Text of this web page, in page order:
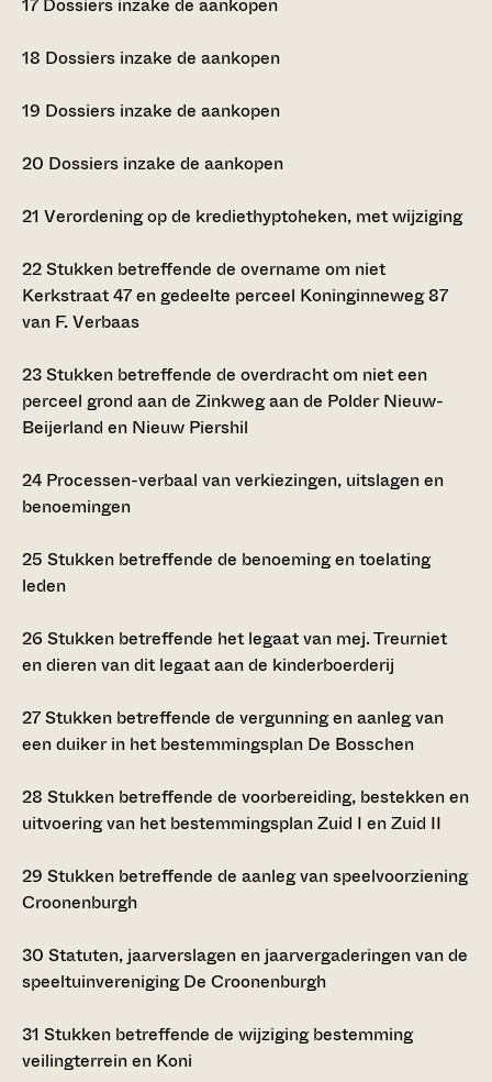
18 Dossiers inzake de aankopen
19 Dossiers inzake de aankopen
20 Dossiers inzake de aankopen
21 Verordening op de krediethyptoheken, met wijziging
22Stukken betreffende de overname om niet
Kerkstraat 47 en gedeelte perceel Koninginneweg 87
van F. Verbaas
23Stukken betreffende de overdracht om niet een
perceel grond aan de Zinkweg aan de Polder Nieuw-
Beijerland en Nieuw Piershil
24 Processen-verbaal van verkiezingen, uitslagen en
benoemingen
25 Stukken betreffende de benoeming en toelating
leden
26 Stukken betreffende het legaat van mej. Treurniet
en dieren van dit legaat aan de kinderboerderij
27Stukken betreffende de vergunning en aanleg van
een duiker in het bestemmingsplan De Bosschen
28 Stukken betreffende de voorbereiding, bestekken en
uitvoering van het bestemmingsplan Zuid I en Zuid II
29 Stukken betreffende de aanleg van speelvoorziening
Croonenburgh
30 Statuten, jaarverslagen en jaarvergaderingen van de
speeltuinvereniging De Croonenburgh
31 Stukken betreffende de wijziging bestemming
veilingterrein en Koni